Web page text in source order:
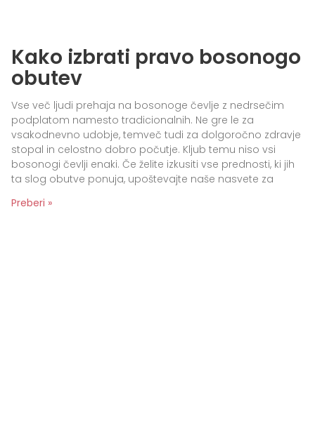
Kako izbrati pravo bosonogo
obutev
Vse več ljudi prehaja na bosonoge čevlje z nedrsečim
podplatom namesto tradicionalnih. Ne gre le za
vsakodnevno udobje, temveč tudi za dolgoročno zdravje
stopal in celostno dobro počutje. Kljub temu niso vsi
bosonogi čevlji enaki. Če želite izkusiti vse prednosti, ki jih
ta slog obutve ponuja, upoštevajte naše nasvete za
Preberi »